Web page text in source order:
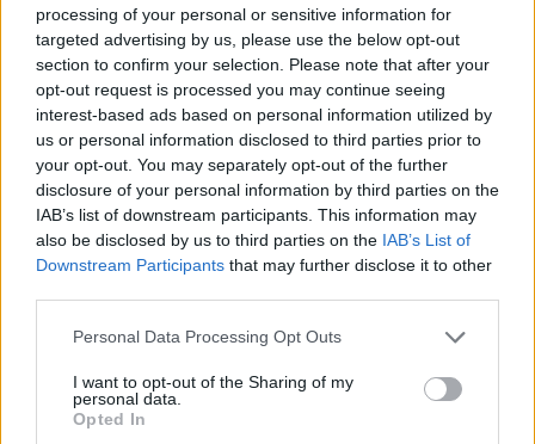
processing of your personal or sensitive information for
targeted advertising by us, please use the below opt-out
section to confirm your selection. Please note that after your
opt-out request is processed you may continue seeing
interest-based ads based on personal information utilized by
us or personal information disclosed to third parties prior to
your opt-out. You may separately opt-out of the further
disclosure of your personal information by third parties on the
IAB’s list of downstream participants. This information may
also be disclosed by us to third parties on the IAB’s List of
Downstream Participants that may further disclose it to other
Please note that this website/app uses one or more Google
not limited to your visit or usage behaviour. You may click to
grant or deny consent to Google and its third-party tags to
use your data for below specified purposes in below Google
Personal Data Processing Opt Outs
I want to opt-out of the Sharing of my
personal data.
Opted In
εγκληματίες. Μετατρέπει τα σχολεία σε αναμορφωτήρια
με άδικες ποινές, αποβολές, ένα κλίμα τρομοκρατίας και